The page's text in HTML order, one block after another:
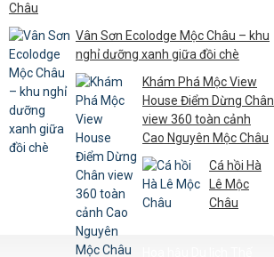
Châu
Vân Sơn Ecolodge Mộc Châu – khu
nghỉ dưỡng xanh giữa đồi chè
Khám Phá Mộc View
House Điểm Dừng Chân
view 360 toàn cảnh
Cao Nguyên Mộc Châu
Cá hồi Hà
Lê Mộc
Châu